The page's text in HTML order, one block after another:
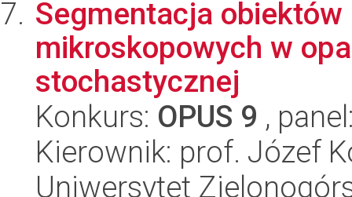
Segmentacja
mikroskopowych w
stochastycznej
Konkurs: OPUS 9 ,
Kierownik: prof. Józef
Uniwersytet